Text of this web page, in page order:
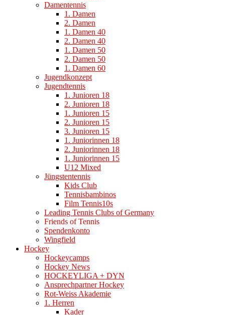
Damentennis
1. Damen
2. Damen
1. Damen 40
2. Damen 40
1. Damen 50
2. Damen 50
1. Damen 60
Jugendkonzept
Jugendtennis
1. Junioren 18
2. Junioren 18
1. Junioren 15
2. Junioren 15
3. Junioren 15
1. Juniorinnen 18
2. Juniorinnen 18
1. Juniorinnen 15
U12 Mixed
Jüngstentennis
Kids Club
Tennisbambinos
Film Tennis10s
Leading Tennis Clubs of Germany
Friends of Tennis
Spendenkonto
Wingfield
Hockey
Hockeycamps
Hockey News
HOCKEYLIGA + DYN
Ansprechpartner Hockey
Rot-Weiss Akademie
1. Herren
Kader